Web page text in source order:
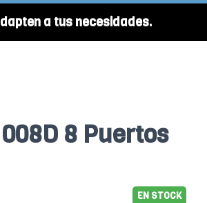
a tus necesidades.
8 Puertos
EN STOCK